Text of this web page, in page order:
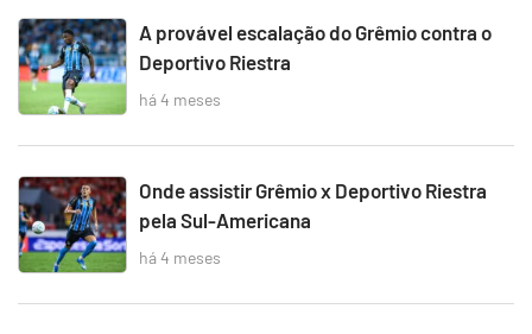
A provável escalação do Grêmio contra o
Deportivo Riestra
há 4 meses
Onde assistir Grêmio x Deportivo Riestra
pela Sul-Americana
há 4 meses